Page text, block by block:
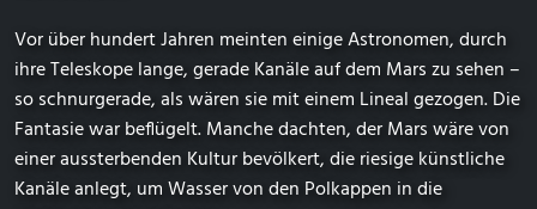
Vor über hundert Jahren meinten einige Astronomen, durch
ihre Teleskope lange, gerade Kanäle auf dem Mars zu sehen –
so schnurgerade, als wären sie mit einem Lineal gezogen. Die
Fantasie war beflügelt. Manche dachten, der Mars wäre von
einer aussterbenden Kultur bevölkert, die riesige künstliche
Kanäle anlegt, um Wasser von den Polkappen in die